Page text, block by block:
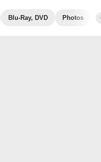
Blu-Ray, DVD Photos